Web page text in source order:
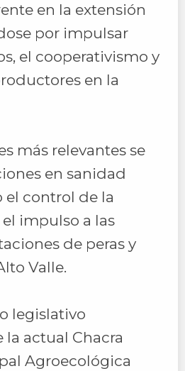
en la extensión
por impulsar
el cooperativismo y
en la
más relevantes se
en sanidad
control de la
impulso a las
de peras y
Valle.
legislativo
actual Chacra
Agroecológica